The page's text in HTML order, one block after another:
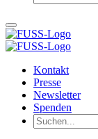
Kontakt
Presse
Newsletter
Spenden